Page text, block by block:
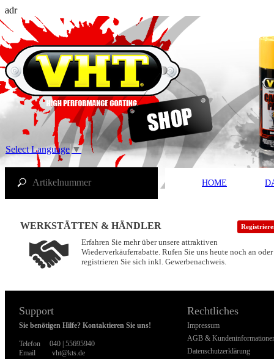
adr
Select Language▼
HOME
WERKSTÄTTEN & HÄNDLER
Erfahren Sie mehr über unsere attraktiven
Wiederverkäuferrabatte. Rufen Sie uns heute noch an oder
registrieren Sie sich inkl. Gewerbenachweis.
Support Rechtliches
Sie benötigen Hilfe? Kontaktieren Sie uns!
Telefon
040 | 55695940
Email
vht@kts.de
Impressum
AGB &
Datenschutzerklärung